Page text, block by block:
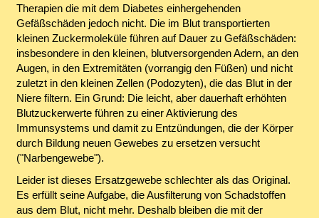
Therapien die mit dem Diabetes einhergehenden
Gefäßschäden jedoch nicht. Die im Blut transportierten
kleinen Zuckermoleküle führen auf Dauer zu Gefäßschäden:
insbesondere in den kleinen, blutversorgenden Adern, an den
Augen, in den Extremitäten (vorrangig den Füßen) und nicht
zuletzt in den kleinen Zellen (Podozyten), die das Blut in der
Niere filtern. Ein Grund: Die leicht, aber dauerhaft erhöhten
Blutzuckerwerte führen zu einer Aktivierung des
Immunsystems und damit zu Entzündungen, die der Körper
durch Bildung neuen Gewebes zu ersetzen versucht
("Narbengewebe").
Leider ist dieses Ersatzgewebe schlechter als das Original.
Es erfüllt seine Aufgabe, die Ausfilterung von Schadstoffen
aus dem Blut, nicht mehr. Deshalb bleiben die mit der